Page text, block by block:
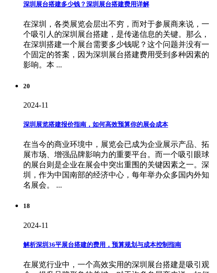
深圳展台搭建多少钱？深圳展台搭建费用详解
在深圳，各类展览会层出不穷，而对于参展商来说，一
个吸引人的深圳展台搭建，是传递信息的关键。那么，
在深圳搭建一个展台需要多少钱呢？这个问题并没有一
个固定的答案，因为深圳展台搭建费用受到多种因素的
影响。本 ...
20
2024-11
深圳展览搭建报价指南，如何高效预算你的展会成本
在当今的商业环境中，展览会已成为企业展示产品、拓
展市场、增强品牌影响力的重要平台。而一个吸引眼球
的展台则是企业在展会中突出重围的关键因素之一。深
圳，作为中国南部的经济中心，每年举办众多国内外知
名展会。 ...
18
2024-11
解析深圳36平展台搭建的费用，预算规划与成本控制指南
在展览行业中，一个高效实用的深圳展台搭建是吸引观